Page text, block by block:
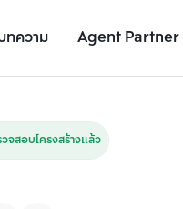
ทความ Agent Partner
รายละเอียดยูนิต
จสอบโครงสร้างแล้ว